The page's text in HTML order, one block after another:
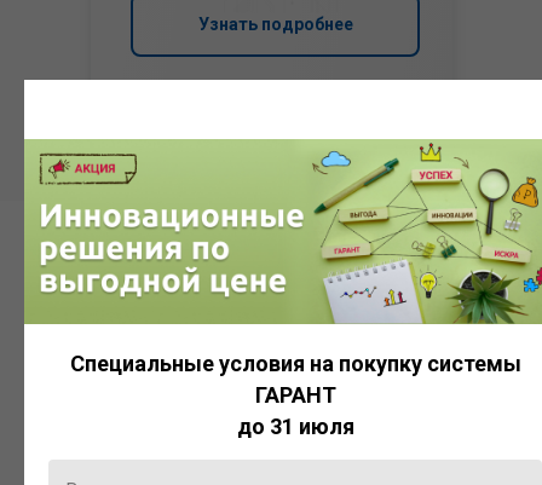
Узнать подробнее
Система
ГАРАНТ
Актуальная правовая информация
и инструменты для максимально
эффективной работы с ней.
Специальные условия на покупку системы
ГАРАНТ
до 31 июля